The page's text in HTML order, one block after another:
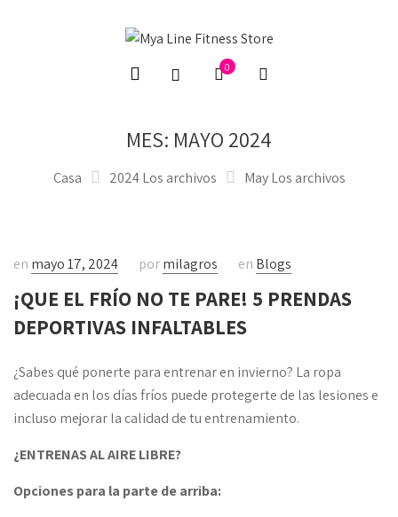
0
MES: MAYO 2024
Casa 2024 Los archivos May Los archivos
en mayo 17, 2024 pormilagros en Blogs
¡QUE EL FRÍO NO TE PARE! 5 PRENDAS
DEPORTIVAS INFALTABLES
¿Sabes qué ponerte para entrenar en invierno? La ropa
adecuada en los días fríos puede protegerte de las lesiones e
incluso mejorar la calidad de tu entrenamiento.
¿ENTRENAS AL AIRE LIBRE?
Opciones para la parte de arriba: